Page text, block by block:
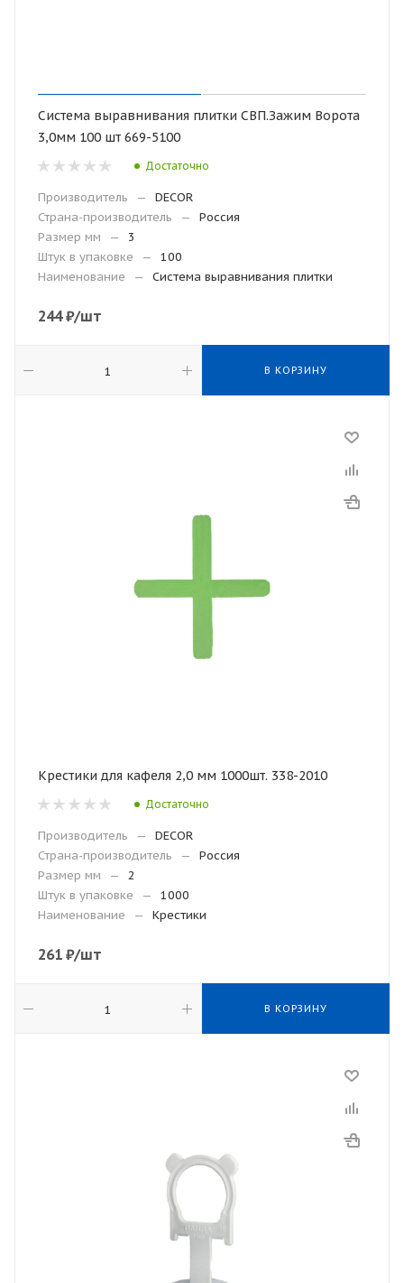
Система выравнивания плитки СВП.Зажим Ворота
3,0мм 100 шт 669-5100
Достаточно
Производитель —
DECOR
Страна-производитель
—
Россия
Размер мм
—
3
Штук в упаковке
—
100
Наименование
— Система выравнивания плитки
244₽/шт
В КОРЗИНУ
Крестики для кафеля 2,0 мм 1000шт. 338-2010
Достаточно
Производитель —
DECOR
Страна-производитель
—
Россия
Размер мм
—
2
Штук в упаковке
—
1000
Наименование
— Крестики
261 ₽/шт
В КОРЗИНУ